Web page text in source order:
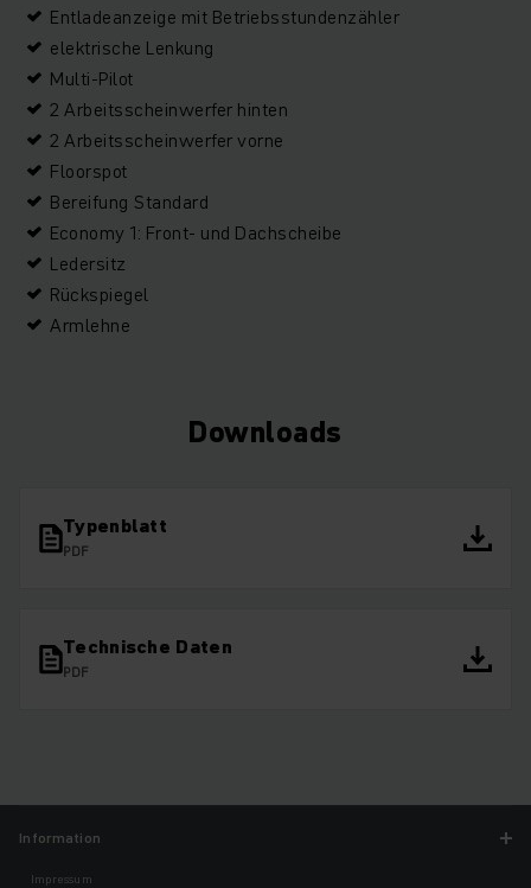
Entladeanzeige mit Betriebsstundenzähler
elektrische Lenkung
Multi-Pilot
2 Arbeitsscheinwerfer hinten
2 Arbeitsscheinwerfer vorne
Floorspot
Bereifung Standard
Economy 1: Front- und Dachscheibe
Ledersitz
Rückspiegel
Armlehne
Downloads
Typenblatt
PDF
Technische Daten
PDF
Information
Impressum